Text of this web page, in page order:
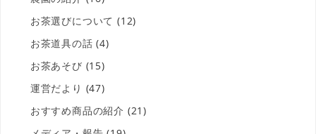
お茶選びについて (12)
お茶道具の話 (4)
お茶あそび (15)
運営だより (47)
おすすめ商品の紹介 (21)